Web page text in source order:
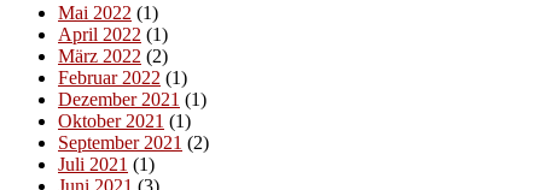
Mai 2022 (1)
April 2022 (1)
März 2022 (2)
Februar 2022 (1)
Dezember 2021 (1)
Oktober 2021 (1)
September 2021 (2)
Juli 2021 (1)
Juni 2021 (3)